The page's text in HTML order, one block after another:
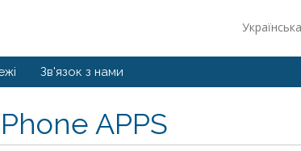
Українська
Зв'язок з нами
APPS